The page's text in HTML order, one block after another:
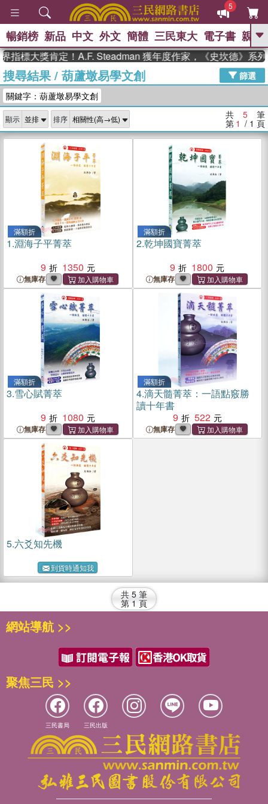
5
GO
熱搜： 高希均教授回憶錄
、 The Odyssey 、 父親節 、 花開錦
李登輝時代 、 數學女孩：黎曼猜想
、
如果歷史是一
群喵 、 臺灣漫遊錄
暢銷榜 新品 中文 外文 簡體 三民東大 電子書 親子
指標大獎肯定！A.F. Steadman 獲年度作家，《史坎德》系列
搜尋結果/ 葫蘆墩易學文創
篩選
關鍵字：葫蘆墩易學文創
顯示 排序 共 5 筆
第 1 / 1 頁
滿額折
1.淵海子平菁萃
9
1350
無庫存
滿額折
2.乾坤國寶菁萃
9
1800
無庫存
滿額折
3.雪心賦菁萃
9
1080
無庫存
滿額折
4.滴天髓菁萃：一語點竅勝
讀十年書
9
522
無庫存
5.六爻知先機
到貨時通知我
共 5 筆
第 1 頁
網站導航 >>
聚焦三民 >>
三民書局 三民出版